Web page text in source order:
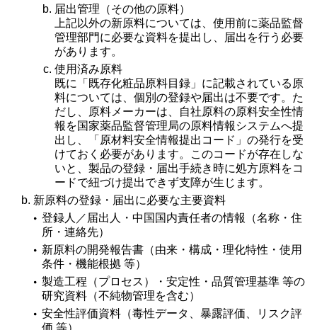
届出管理（その他の原料）
上記以外の新原料については、使用前に薬品監督
管理部門に必要な資料を提出し、届出を行う必要
があります。
使用済み原料
既に「既存化粧品原料目録」に記載されている原
料については、個別の登録や届出は不要です。た
だし、原料メーカーは、自社原料の原料安全性情
報を国家薬品監督管理局の原料情報システムへ提
出し、「原材料安全情報提出コード」の発行を受
けておく必要があります。このコードが存在しな
いと、製品の登録・届出手続き時に処方原料をコ
ードで紐づけ提出できず支障が生じます。
新原料の登録・届出に必要な主要資料
登録人／届出人・中国国内責任者の情報（名称・住
所・連絡先）
新原料の開発報告書（由来・構成・理化特性・使用
条件・機能根拠 等）
製造工程（プロセス）・安定性・品質管理基準 等の
研究資料（不純物管理を含む）
安全性評価資料（毒性データ、暴露評価、リスク評